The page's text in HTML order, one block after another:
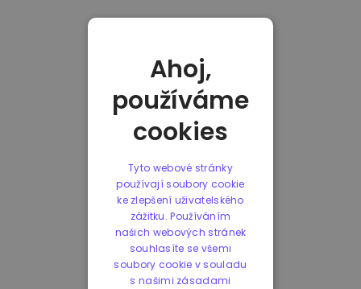
Ahoj,
používáme
cookies
Tyto webové stránky
používají soubory cookie
ke zlepšení uživatelského
zážitku. Používáním
našich webových stránek
souhlasíte se všemi
soubory cookie v souladu
s našimi zásadami